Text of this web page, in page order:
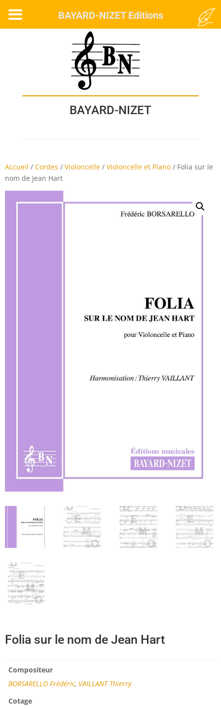
BAYARD-NIZET
Accueil / Cordes / Violoncelle / Violoncelle et Piano / Folia sur le
nom de Jean Hart
Folia sur le nom de Jean Hart
Compositeur
BORSARELLO Frédéric, VAILLANT Thierry
Cotage
BAYARD-NIZET Editions